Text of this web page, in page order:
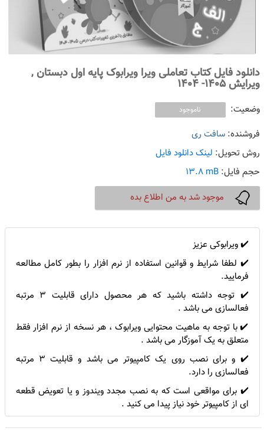
دانلود فایل کتاب تعاملی ویرا ویرابوک پایه اول دبستان ,
ویرایش 1405- 1404
وضعیت: ناموجود
فروشنده:سافت ری
روش تحویل: لینک دانلود فایل
حجم فایل:
13.8i mB
موجود شد به من اطلاع بده
✔️ ویرابوکی عزیز
✔️ لطفا شرایط و قوانین استفاده از نرم افزار را بطور کامل مطالعه
فرمایید.
✔️ توجه داشته باشید که هر محصول دارای قابلیت 3 مرتبه
فعالسازی می باشد .
✔️ با توجه به ماهیت محتوایی ویرابوک ، هر نسخه از نرم افزار فقط
متعلق به یک آموزگار می باشد .
✔️ و برای نصب روی یک کامپیوتر می باشد و قابلیت 3 مرتبه
فعالسازی را دارد.
✔️ برای مواقعی است که به نصب مجدد ویندوز و یا تعویض قطعه
ای از کامپیوتر خود نیاز پیدا می کنید .